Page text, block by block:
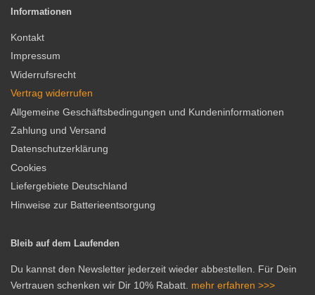
Informationen
Kontakt
Impressum
Widerrufsrecht
Vertrag widerrufen
Allgemeine Geschäftsbedingungen und Kundeninformationen
Zahlung und Versand
Datenschutzerklärung
Cookies
Liefergebiete Deutschland
Hinweise zur Batterieentsorgung
Bleib auf dem Laufenden
Du kannst den Newsletter jederzeit wieder abbestellen. Für Dein
Vertrauen schenken wir Dir 10% Rabatt. mehr erfahren >>>